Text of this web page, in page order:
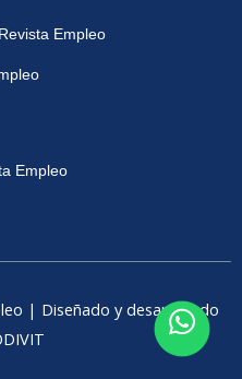
Empleo
Empleo
| Diseñado y desarrollado